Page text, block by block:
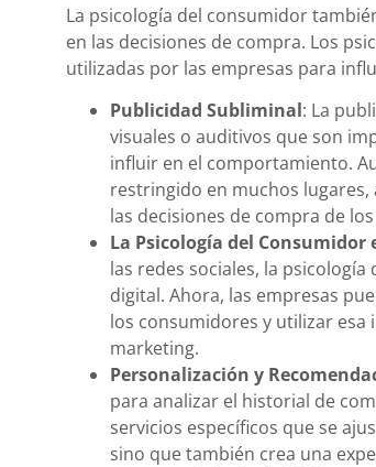
La psicología del consumidor
en las decisiones de compra. Los
utilizadas por las empresas para
Publicidad Subliminal: La
visuales o auditivos que son
influir en el comportamiento.
restringido en muchos
las decisiones de compra de
La Psicología del Consumidor
las redes sociales, la
digital. Ahora, las empresas
los consumidores y utilizar
marketing.
Personalización y
para analizar el historial de
servicios específicos que se
sino que también crea una